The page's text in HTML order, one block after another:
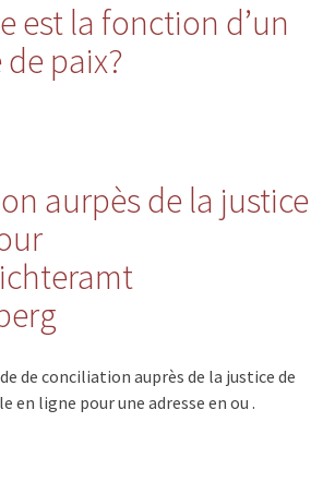
est la fonction d’un
paix?
aurpès de la justice
de conciliation auprès de la justice de
en ligne pour une adresse en ou .